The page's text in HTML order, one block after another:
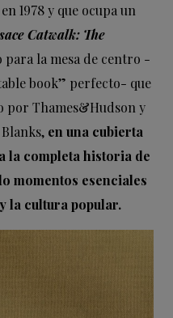
1978 y que ocupa un
Catwalk: The
para la mesa de centro -
book” perfecto- que
por Thames&Hudson y
en una cubierta
la completa historia de
momentos esenciales
la cultura popular.